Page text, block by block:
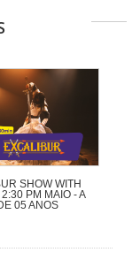
SHOW WITH
PM MAIO - A
05 ANOS